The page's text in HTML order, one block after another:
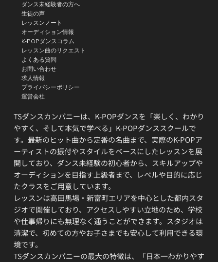
TSダンスカンパニーは、K-POPダンスを「楽しく、わかり
やすく、そして本気で学べる」K-POPダンススクールで
す。最新のヒット曲から定番の名曲まで、実際のK-POPア
ーティストの振付やスタイルをベースにしたレッスンを展
開しており、ダンス未経験の初心者から、スキルアップや
オーディションを目指す上級者まで、レベルや目的に応じ
たクラスをご用意しています。
レッスンは高田馬場・新富町エリアを中心とした都内スタ
ジオで開催しており、アクセスしやすい立地のため、学校
や仕事帰りにも無理なく通うことができます。スタジオは
清潔で、初めての方やお子さまでも安心して利用できる環
境です。
TSダンスカンパニーの最大の特徴は、「日本一わかりやす
ダンス未経験者の方へ
生徒の声
レッスンノート
オーディション情報
K-POPダンスコラム
レッスン曲のリクエスト
よくある質問
お問い合わせ
求人情報
プライバシーポリシー
運営会社